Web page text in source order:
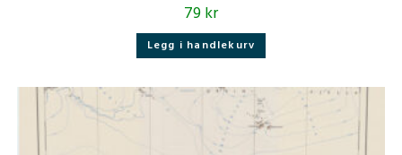
79kr
Legg i handlekurv